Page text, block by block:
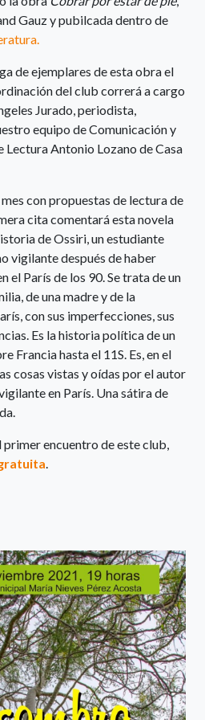
Gauz y pubilcada dentro de
de ejemplares de esta obra el
del club correrá a cargo
Jurado, periodista,
equipo de Comunicación y
Antonio Lozano de Casa
con propuestas de lectura de
cita comentará esta novela
de Ossiri, un estudiante
vigilante después de haber
el París de los 90. Se trata de un
de una madre y de la
con sus imperfecciones, sus
Es la historia política de un
Francia hasta el 11S. Es, en el
cosas vistas y oídas por el autor
en París. Una sátira de
encuentro de este club,
.